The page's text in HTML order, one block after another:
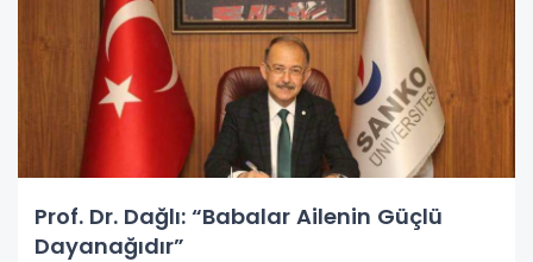
Prof. Dr. Dağlı: “Babalar Ailenin Güçlü
Dayanağıdır”